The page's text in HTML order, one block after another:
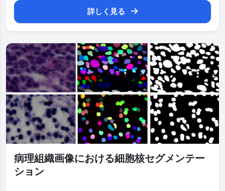
詳しく見る
病理組織画像における細胞核セグメンテー
ション